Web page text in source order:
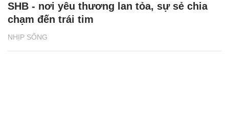
NHỊP SỐNG
SHB - nơi yêu thương lan tỏa, sự sẻ chia
chạm đến trái tim